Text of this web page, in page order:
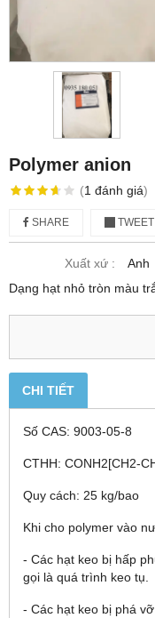
Polymer anion
(1 đánh giá)
SHARE TWEET
Xuất xứ :
Anh
Dạng hạt nhỏ tròn màu
CHI TIẾT
Số CAS: 9003-05-8
CTHH: CONH2[CH2-
Quy cách: 25 kg/bao
Khi cho polymer vào
- Các hạt keo bị hấp
gọi là quá trình keo tụ.
- Các hạt keo bị phá